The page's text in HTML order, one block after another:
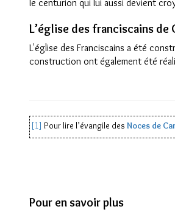
le centurion qui lui aussi devient
L’église des franciscains de
L'église des Franciscains a été
construction ont également été
[1] Pour lire l’évangile des Noces de
Pour en savoir plus